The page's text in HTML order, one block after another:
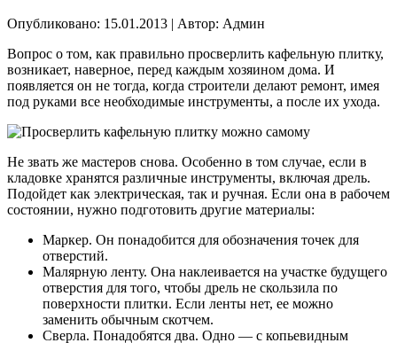
Опубликовано: 15.01.2013 | Автор: Админ
Вопрос о том, как правильно просверлить кафельную плитку,
возникает, наверное, перед каждым хозяином дома. И
появляется он не тогда, когда строители делают ремонт, имея
под руками все необходимые инструменты, а после их ухода.
Не звать же мастеров снова. Особенно в том случае, если в
кладовке хранятся различные инструменты, включая дрель.
Подойдет как электрическая, так и ручная. Если она в рабочем
состоянии, нужно подготовить другие материалы:
Маркер. Он понадобится для обозначения точек для
отверстий.
Малярную ленту. Она наклеивается на участке будущего
отверстия для того, чтобы дрель не скользила по
поверхности плитки. Если ленты нет, ее можно
заменить обычным скотчем.
Сверла. Понадобятся два. Одно — с копьевидным